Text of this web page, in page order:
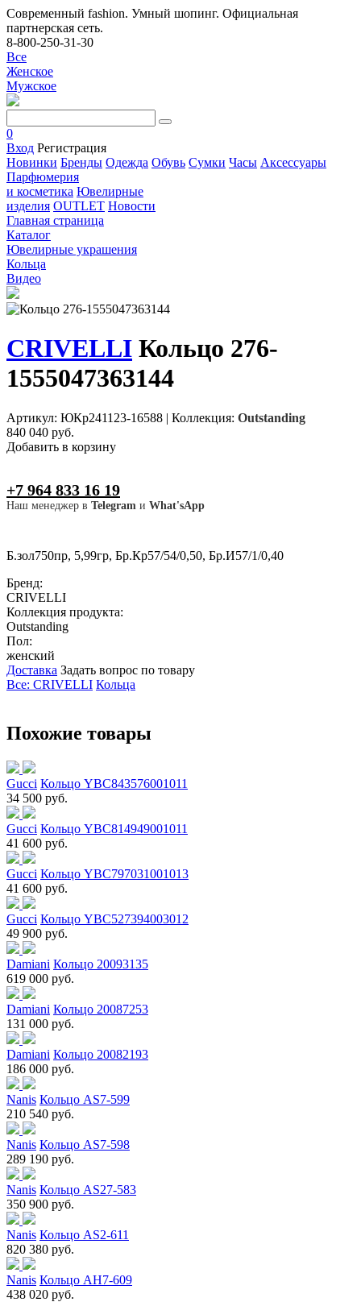
Современный fashion. Умный шопинг. Официальная
партнерская сеть.
8-800-250-31-30
Все
Женское
Мужское
0
Вход Регистрация
Новинки Бренды Одежда Обувь Сумки Часы Аксессуары
Парфюмерия
и косметика Ювелирные
изделия OUTLET Новости
Главная страница
Каталог
Ювелирные украшения
Кольца
Видео
CRIVELLI Кольцо 276-
1555047363144
Артикул: ЮКр241123-16588 | Коллекция: Outstanding
840 040 руб.
Добавить в корзину
+7 964 833 16 19
Наш менеджер в Telegram и What'sApp
Б.зол750пр, 5,99гр, Бр.Кр57/54/0,50, Бр.И57/1/0,40
Бренд:
CRIVELLI
Коллекция продукта:
Outstanding
Пол:
женский
Доставка Задать вопрос по товару
Все: CRIVELLI Кольца
Похожие товары
Gucci Кольцо YBC843576001011
34 500 руб.
Gucci Кольцо YBC814949001011
41 600 руб.
Gucci Кольцо YBC797031001013
41 600 руб.
Gucci Кольцо YBC527394003012
49 900 руб.
Damiani Кольцо 20093135
619 000 руб.
Damiani Кольцо 20087253
131 000 руб.
Damiani Кольцо 20082193
186 000 руб.
Nanis Кольцо AS7-599
210 540 руб.
Nanis Кольцо AS7-598
289 190 руб.
Nanis Кольцо AS27-583
350 900 руб.
Nanis Кольцо AS2-611
820 380 руб.
Nanis Кольцо AH7-609
438 020 руб.